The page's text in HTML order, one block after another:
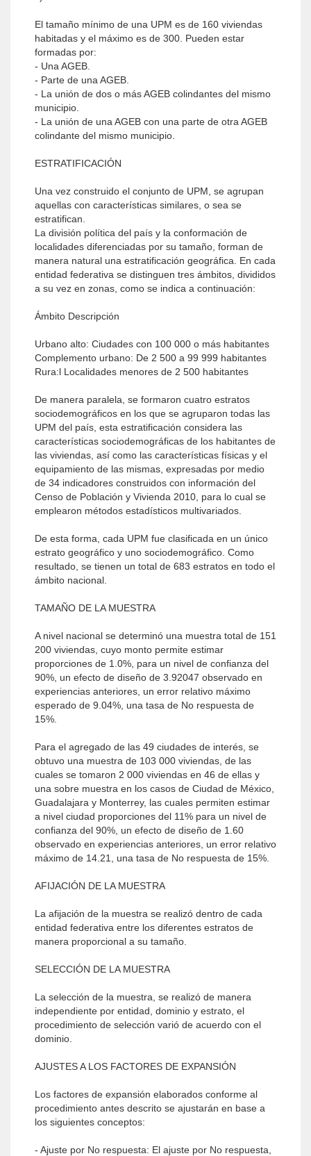
El tamaño mínimo de una UPM es de 160 viviendas
habitadas y el máximo es de 300. Pueden estar
formadas por:
- Una AGEB.
- Parte de una AGEB.
- La unión de dos o más AGEB colindantes del mismo
municipio.
- La unión de una AGEB con una parte de otra AGEB
colindante del mismo municipio.
ESTRATIFICACIÓN
Una vez construido el conjunto de UPM, se agrupan
aquellas con características similares, o sea se
estratifican.
La división política del país y la conformación de
localidades diferenciadas por su tamaño, forman de
manera natural una estratificación geográfica. En cada
entidad federativa se distinguen tres ámbitos, divididos
a su vez en zonas, como se indica a continuación:
Ámbito Descripción
Urbano alto: Ciudades con 100 000 o más habitantes
Complemento urbano: De 2 500 a 99 999 habitantes
Rura:l Localidades menores de 2 500 habitantes
De manera paralela, se formaron cuatro estratos
sociodemográficos en los que se agruparon todas las
UPM del país, esta estratificación considera las
características sociodemográficas de los habitantes de
las viviendas, así como las características físicas y el
equipamiento de las mismas, expresadas por medio
de 34 indicadores construidos con información del
Censo de Población y Vivienda 2010, para lo cual se
emplearon métodos estadísticos multivariados.
De esta forma, cada UPM fue clasificada en un único
estrato geográfico y uno sociodemográfico. Como
resultado, se tienen un total de 683 estratos en todo el
ámbito nacional.
TAMAÑO DE LA MUESTRA
A nivel nacional se determinó una muestra total de 151
200 viviendas, cuyo monto permite estimar
proporciones de 1.0%, para un nivel de confianza del
90%, un efecto de diseño de 3.92047 observado en
experiencias anteriores, un error relativo máximo
esperado de 9.04%, una tasa de No respuesta de
15%.
Para el agregado de las 49 ciudades de interés, se
obtuvo una muestra de 103 000 viviendas, de las
cuales se tomaron 2 000 viviendas en 46 de ellas y
una sobre muestra en los casos de Ciudad de México,
Guadalajara y Monterrey, las cuales permiten estimar
a nivel ciudad proporciones del 11% para un nivel de
confianza del 90%, un efecto de diseño de 1.60
observado en experiencias anteriores, un error relativo
máximo de 14.21, una tasa de No respuesta de 15%.
AFIJACIÓN DE LA MUESTRA
La afijación de la muestra se realizó dentro de cada
entidad federativa entre los diferentes estratos de
manera proporcional a su tamaño.
SELECCIÓN DE LA MUESTRA
La selección de la muestra, se realizó de manera
independiente por entidad, dominio y estrato, el
procedimiento de selección varió de acuerdo con el
dominio.
AJUSTES A LOS FACTORES DE EXPANSIÓN
Los factores de expansión elaborados conforme al
procedimiento antes descrito se ajustarán en base a
los siguientes conceptos:
- Ajuste por No respuesta: El ajuste por No respuesta,